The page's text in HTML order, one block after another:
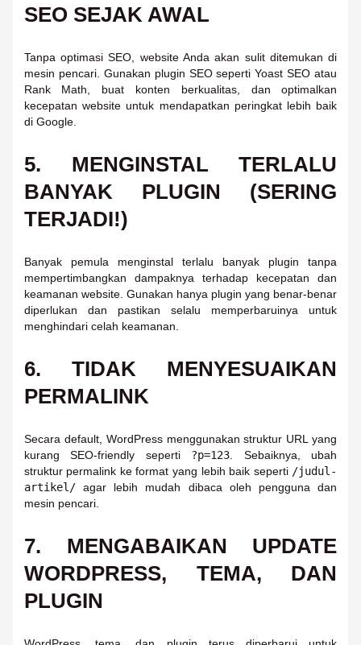
SEO SEJAK AWAL
Tanpa optimasi SEO, website Anda akan sulit ditemukan di
mesin pencari. Gunakan plugin SEO seperti Yoast SEO atau
Rank Math, buat konten berkualitas, dan optimalkan
kecepatan website untuk mendapatkan peringkat lebih baik
di Google.
5. MENGINSTAL TERLALU
BANYAK PLUGIN (SERING
TERJADI!)
Banyak pemula menginstal terlalu banyak plugin tanpa
mempertimbangkan dampaknya terhadap kecepatan dan
keamanan website. Gunakan hanya plugin yang benar-benar
diperlukan dan pastikan selalu memperbaruinya untuk
menghindari celah keamanan.
6. TIDAK MENYESUAIKAN
PERMALINK
Secara default, WordPress menggunakan struktur URL yang
kurang SEO-friendly seperti ?p=123 . Sebaiknya, ubah
struktur permalink ke format yang lebih baik seperti /judul-
artikel/agar lebih mudah dibaca oleh pengguna dan
mesin pencari.
7. MENGABAIKAN UPDATE
WORDPRESS, TEMA, DAN
PLUGIN